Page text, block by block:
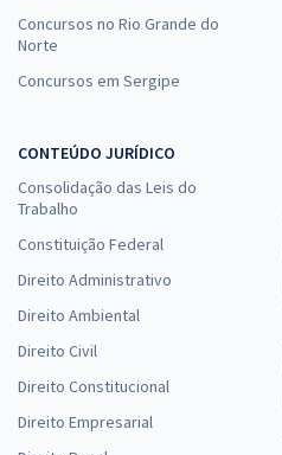
Concursos no Rio Grande do
Norte
Concursos em Sergipe
CONTEÚDO JURÍDICO
Consolidação das Leis do
Trabalho
Constituição Federal
Direito Administrativo
Direito Ambiental
Direito Civil
Direito Constitucional
Direito Empresarial